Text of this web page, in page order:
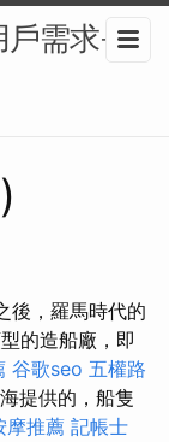
需求-
後，羅馬時代的
的造船廠，即
谷歌seo 五權路
提供的，船隻
摩推薦 記帳士